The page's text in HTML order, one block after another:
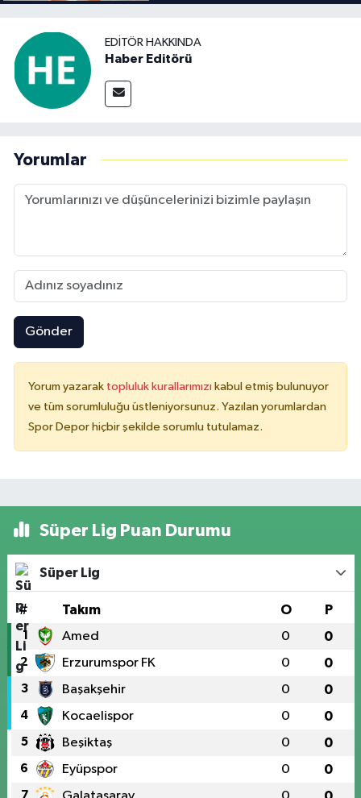
EDITÖR HAKKINDA
Haber Editörü
Yorumlar
Gönder
Yorum yazarak topluluk kurallarımızı kabul etmiş bulunuyor
ve tüm sorumluluğu üstleniyorsunuz. Yazılan yorumlardan
Spor Depor hiçbir şekilde sorumlu tutulamaz.
Süper Lig Puan Durumu
Süper Lig
# Takım O P
1 Amed 0 0
2 Erzurumspor FK 0 0
3 Başakşehir 0 0
4 Kocaelispor 0 0
5 Beşiktaş 0 0
6 Eyüpspor 0 0
7